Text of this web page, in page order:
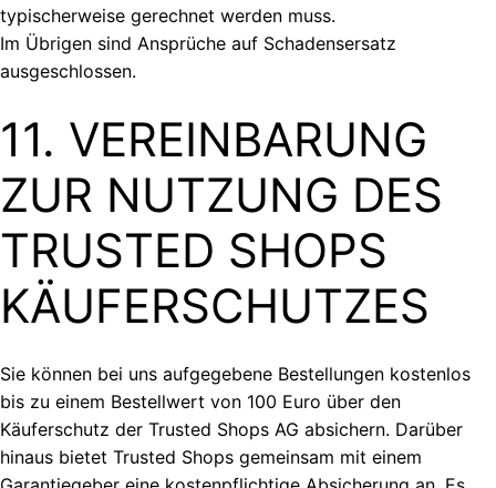
typischerweise gerechnet werden muss.
Im Übrigen sind Ansprüche auf Schadensersatz
ausgeschlossen.
11. VEREINBARUNG
ZUR NUTZUNG DES
TRUSTED SHOPS
KÄUFERSCHUTZES
Sie können bei uns aufgegebene Bestellungen kostenlos
bis zu einem Bestellwert von 100 Euro über den
Käuferschutz der Trusted Shops AG absichern. Darüber
hinaus bietet Trusted Shops gemeinsam mit einem